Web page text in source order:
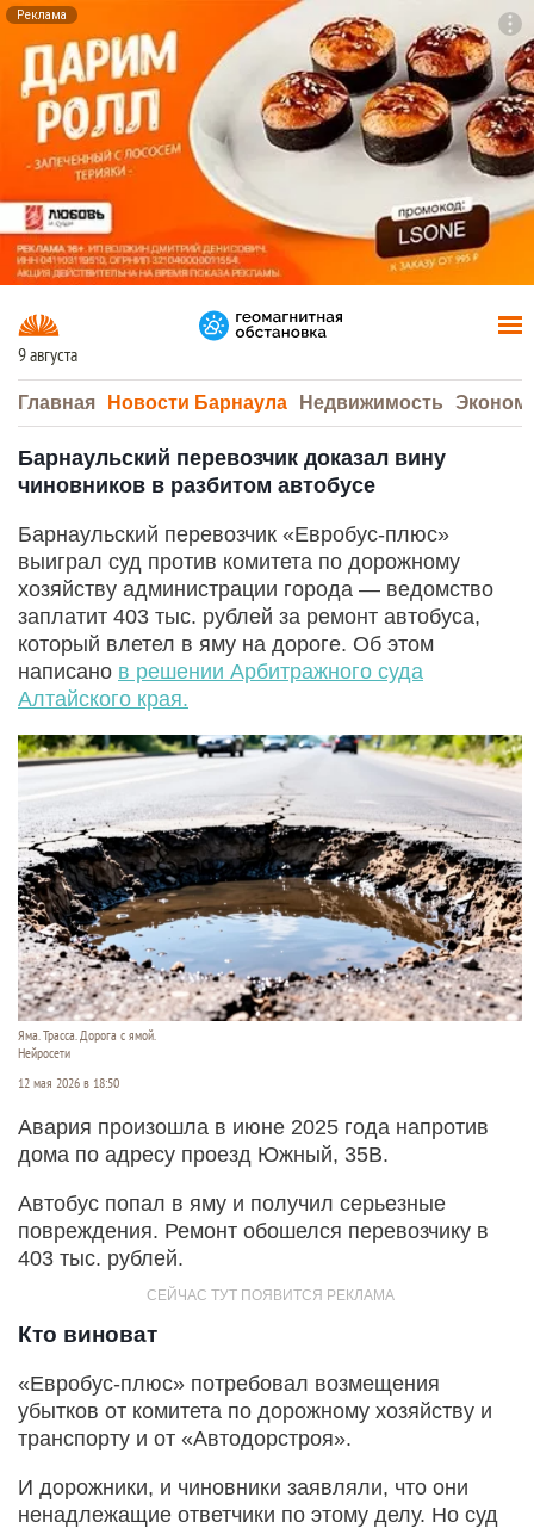
Реклама
9 августа
Главная Новости Барнаула Недвижимость
Барнаульский перевозчик доказал вину
чиновников в разбитом автобусе
Барнаульский перевозчик «Евробус-плюс»
выиграл суд против комитета по дорожному
хозяйству администрации города — ведомство
заплатит 403 тыс. рублей за ремонт автобуса,
который влетел в яму на дороге. Об этом
написано в решении Арбитражного суда
Алтайского края.
Яма. Трасса. Дорога с ямой.
Нейросети
12 мая 2026 в 18:50
Авария произошла в июне 2025 года напротив
дома по адресу проезд Южный, 35В.
Автобус попал в яму и получил серьезные
повреждения. Ремонт обошелся перевозчику в
403 тыс. рублей.
Кто виноват
«Евробус-плюс» потребовал возмещения
убытков от комитета по дорожному хозяйству и
транспорту и от «Автодорстроя».
И дорожники, и чиновники заявляли, что они
ненадлежащие ответчики по этому делу. Но суд